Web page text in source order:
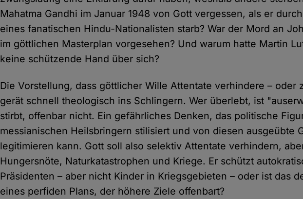
Mahatma Gandhi im Januar 1948 von Gott vergessen, als er
eines fanatischen Hindu-Nationalisten starb? War der Mord an
im göttlichen Masterplan vorgesehen? Und warum hatte Martin
keine schützende Hand über sich?
Die Vorstellung, dass göttlicher Wille Attentate verhindere – oder
gerät schnell theologisch ins Schlingern. Wer überlebt, ist
stirbt, offenbar nicht. Ein gefährliches Denken, das politische
messianischen Heilsbringern stilisiert und von diesen ausgeübte
legitimieren kann. Gott soll also selektiv Attentate verhindern,
Hungersnöte, Naturkatastrophen und Kriege. Er schützt
Präsidenten – aber nicht Kinder in Kriegsgebieten – oder ist das
eines perfiden Plans, der höhere Ziele offenbart?